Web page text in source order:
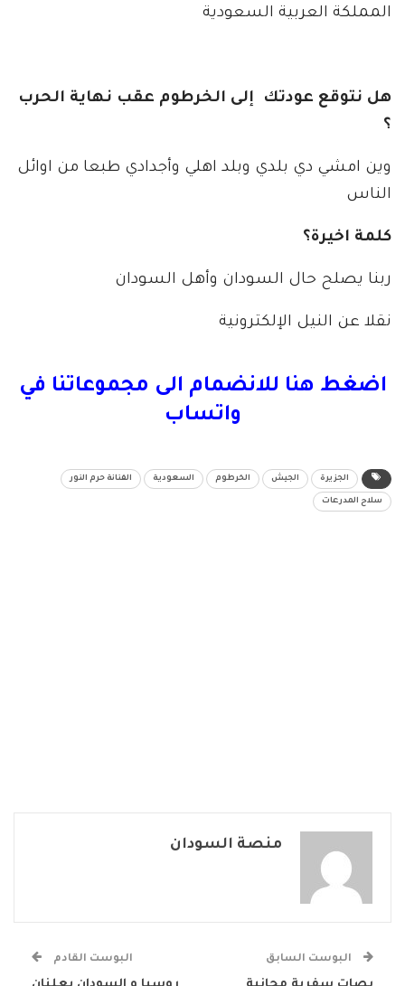
المملكة العربية السعودية
هل نتوقع عودتك إلى الخرطوم عقب نهاية الحرب
؟
وين امشي دي بلدي وبلد اهلي وأجدادي طبعا من اوائل
الناس
كلمة اخيرة؟
ربنا يصلح حال السودان وأهل السودان
نقلا عن النيل الإلكترونية
اضغط هنا للانضمام الى مجموعاتنا في
واتساب
الجزيرة الجيش الخرطوم السعودية الفنانة حرم النور
سلاح المدرعات
منصة السودان
البوست السابق البوست القادم